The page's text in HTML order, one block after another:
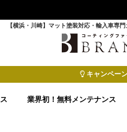
【横浜・川崎】マット塗装対応・輸入車専
キャンペー
業界初！無料メンテナンス